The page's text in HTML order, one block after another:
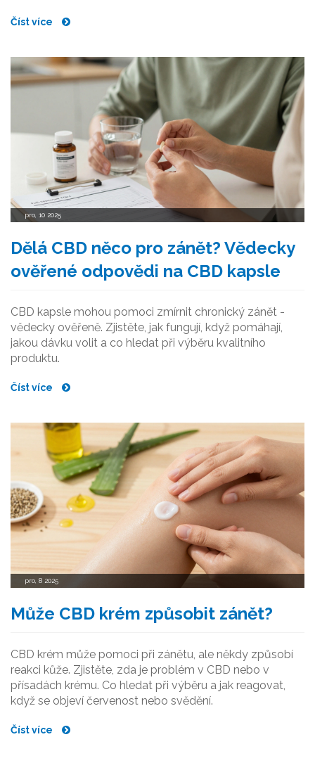
Číst více
pro, 10 2025
Dělá CBD něco pro zánět? Vědecky
ověřené odpovědi na CBD kapsle
CBD kapsle mohou pomoci zmírnit chronický zánět -
vědecky ověřeně. Zjistěte, jak fungují, když pomáhají,
jakou dávku volit a co hledat při výběru kvalitního
produktu.
Číst více
pro, 8 2025
Může CBD krém způsobit zánět?
CBD krém může pomoci při zánětu, ale někdy způsobí
reakci kůže. Zjistěte, zda je problém v CBD nebo v
přísadách krému. Co hledat při výběru a jak reagovat,
když se objeví červenost nebo svědění.
Číst více